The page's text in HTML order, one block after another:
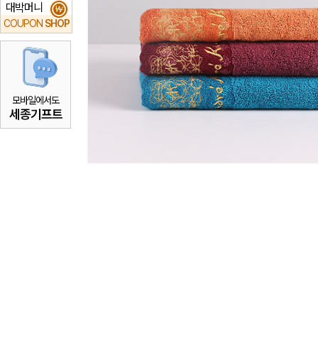
대박머니
COUPON SHOP
₩
모바일에서도
세종기프트